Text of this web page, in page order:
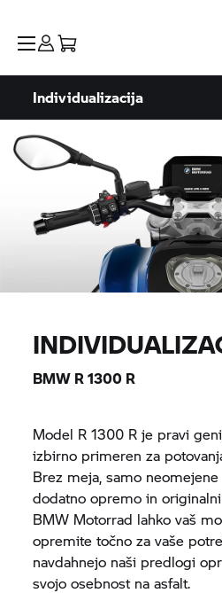
Individualizacija
BMW R 1300 R
Model R 1300 R je pravi
izbirno primeren za
Brez meja, samo
dodatno opremo in
BMW Motorrad lahko vaš
opremite točno za vaše
navdahnejo naši predlogi
svojo osebnost na asfalt.